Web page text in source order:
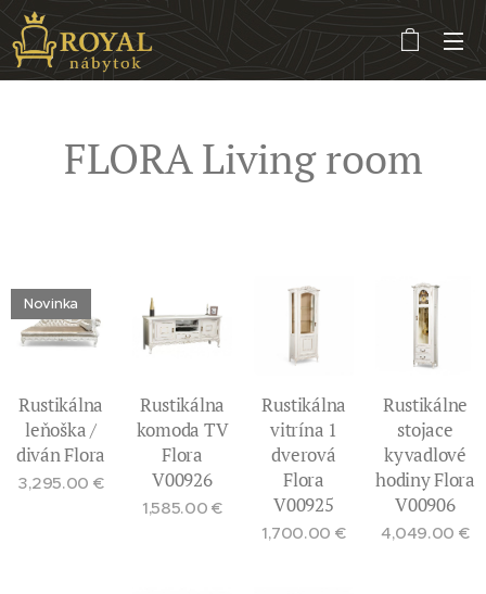
FLORA Living room
Rustikálna
leňoška /
diván Flora
Novinka
3,295.00 €
Rustikálna
komoda TV
Flora
V00926
1,585.00 €
Rustikálna
vitrína 1
dverová
Flora
V00925
1,700.00 €
Rustikálne
stojace
kyvadlové
hodiny Flora
V00906
4,049.00 €